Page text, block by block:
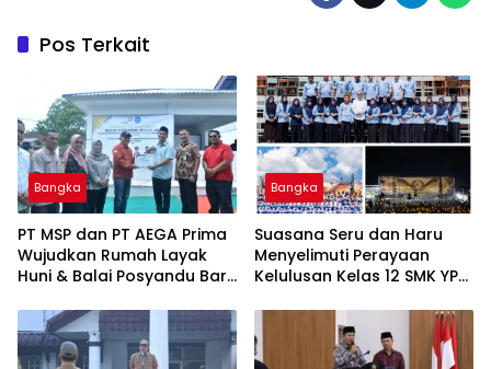
Pos Terkait
Bangka
‎PT MSP dan PT AEGA Prima
Wujudkan Rumah Layak
Huni & Balai Posyandu Baru
Sungailiat
Bangka
Suasana Seru dan Haru
Menyelimuti Perayaan
Kelulusan Kelas 12 SMK YPN